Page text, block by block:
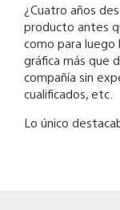
¿Cuatro años
producto antes
como para luego
gráfica más que
compañía sin
cualificados, etc.
Lo único